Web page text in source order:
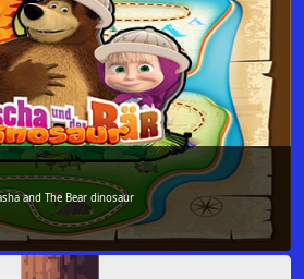
and The Bear dinosaur